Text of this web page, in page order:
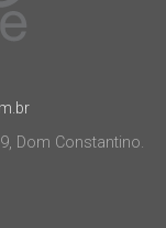
Dom Constantino.